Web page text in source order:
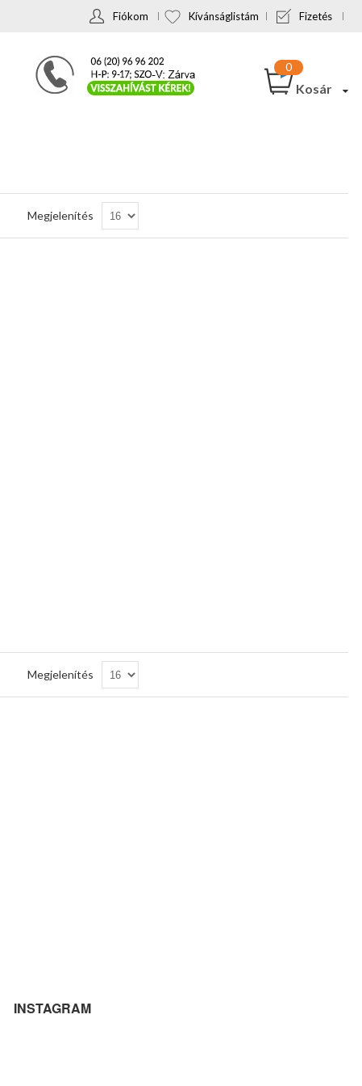
Fiókom Kívánságlistám Fizetés
Kosár
Csökkenő
sorrendbe
Megjelenítés
Csökkenő
sorrendbe
Megjelenítés
INSTAGRAM